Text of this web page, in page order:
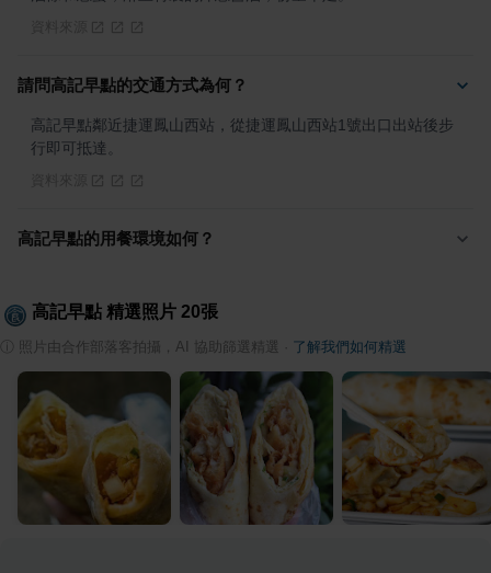
請問高記早點的交通方式為何？
高記早點鄰近捷運鳳山西站，從捷運鳳山西站1號出口出站後步
行即可抵達。
高記早點的用餐環境如何？
高記早點 精選照片 20張
照片由合作部落客拍攝，AI 協助篩選精選 了解我們如何精選